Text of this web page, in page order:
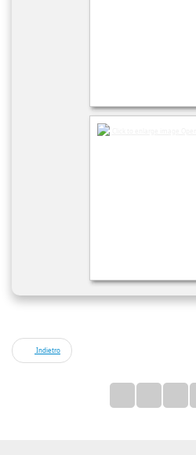
Indietro